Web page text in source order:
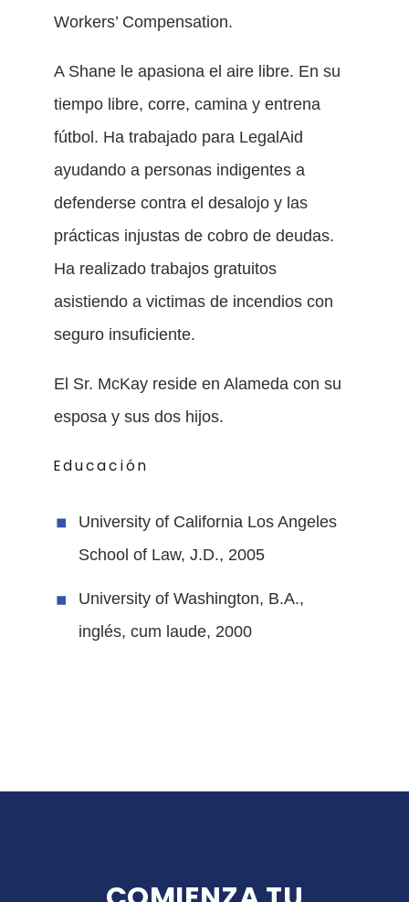
Workers’ Compensation.
A Shane le apasiona el aire libre. En su
tiempo libre, corre, camina y entrena
fútbol. Ha trabajado para LegalAid
ayudando a personas indigentes a
defenderse contra el desalojo y las
prácticas injustas de cobro de deudas.
Ha realizado trabajos gratuitos
asistiendo a victimas de incendios con
seguro insuficiente.
El Sr. McKay reside en Alameda con su
esposa y sus dos hijos.
Educación
University of California Los Angeles
School of Law, J.D., 2005
University of Washington, B.A.,
inglés, cum laude, 2000